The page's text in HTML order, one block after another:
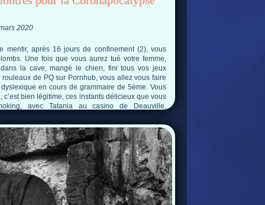
2020
mentir, après 16 jours de confinement (2), vous
Une fois que vous aurez tué votre femme,
la cave, mangé le chien, fini tous vos jeux
de PQ sur Pornhub, vous allez vous faire
en cours de grammaire de 5éme. Vous
c’est bien légitime, ces instants délicieux que vous
avec Tatania au casino de Deauville,